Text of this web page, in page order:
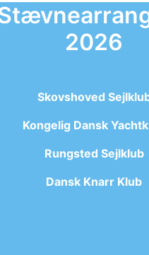
2026
Skovshoved
Kongelig Dansk
Rungsted Sejlklub
Dansk Knarr Klub